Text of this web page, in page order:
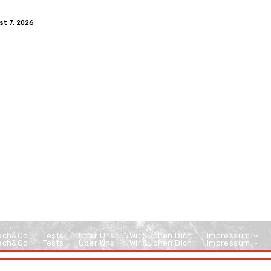
7, 2026
Tests Über Uns Wir Suchen Dich Impressum
Tests Über Uns Wir Suchen Dich Impressum